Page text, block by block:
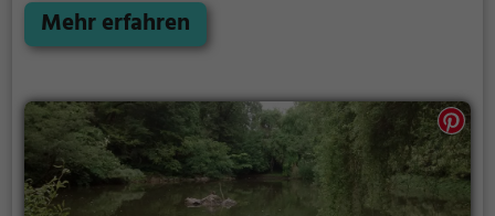
zahlreiche Möglichkeiten für Freizeitaktivitäten.
Mehr erfahren